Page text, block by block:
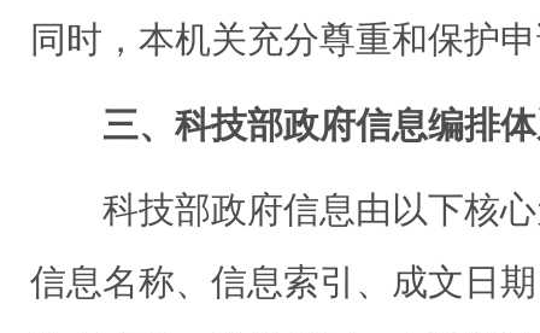
同时，本机关充分尊重和保护
三、科技部政府信息编排
科技部政府信息由以下核心
信息名称、信息索引、成文日